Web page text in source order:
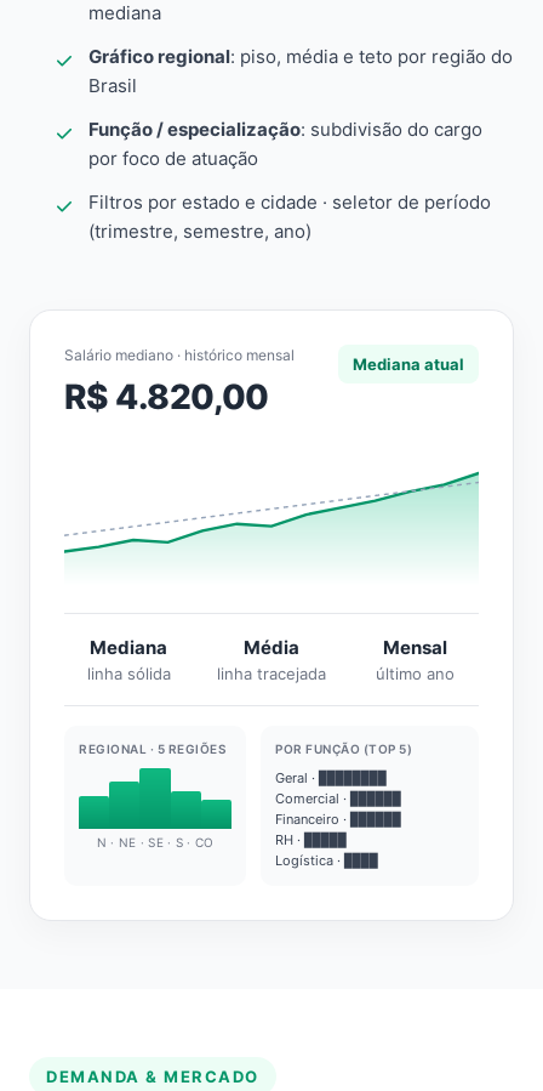
mediana
Gráfico regional: piso, média e teto por região do
Brasil
Função / especialização: subdivisão do cargo
por foco de atuação
Filtros por estado e cidade · seletor de período
(trimestre, semestre, ano)
Salário mediano · histórico mensal
R$ 4.820,00
Mediana atual
Mediana
linha sólida
Média
linha tracejada
Mensal
último ano
REGIONAL · 5 REGIÕES
N · NE · SE · S · CO
POR FUNÇÃO (TOP 5)
Geral · ████████
Comercial · ██████
Financeiro · ██████
RH · █████
Logística · ████
DEMANDA & MERCADO